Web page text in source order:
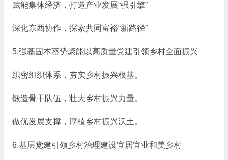
赋能集体经济，打造产业发展“强引擎”
深化东西协作，探索共同富裕“新路径”
5.强基固本蓄势聚能以高质量党建引领乡村全面振兴
织密组织体系，夯实乡村振兴根基。
锻造骨干队伍，壮大乡村振兴力量。
做优发展支撑，厚植乡村振兴沃土。
6.基层党建引领乡村治理建设宜居宜业和美乡村